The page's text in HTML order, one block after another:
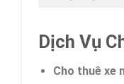
Dịch Vụ
Cho thuê xe